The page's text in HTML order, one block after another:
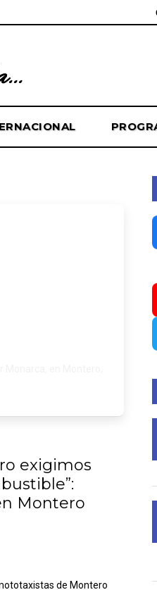
exigimos
Montero
de Montero